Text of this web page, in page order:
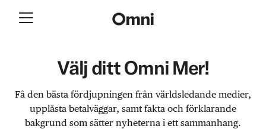
Välj ditt Omni Mer!
Få den bästa fördjupningen från världsledande medier,
upplåsta betalväggar, samt fakta och förklarande
bakgrund som sätter nyheterna i ett sammanhang.